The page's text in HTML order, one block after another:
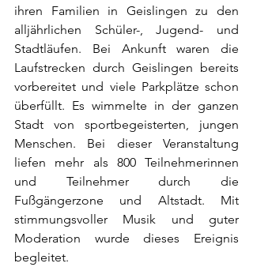
ihren Familien in Geislingen zu den
alljährlichen Schüler-, Jugend- und
Stadtläufen. Bei Ankunft waren die
Laufstrecken durch Geislingen bereits
vorbereitet und viele Parkplätze schon
überfüllt. Es wimmelte in der ganzen
Stadt von sportbegeisterten, jungen
Menschen. Bei dieser Veranstaltung
liefen mehr als 800 Teilnehmerinnen
und Teilnehmer durch die
Fußgängerzone und Altstadt. Mit
stimmungsvoller Musik und guter
Moderation wurde dieses Ereignis
begleitet.